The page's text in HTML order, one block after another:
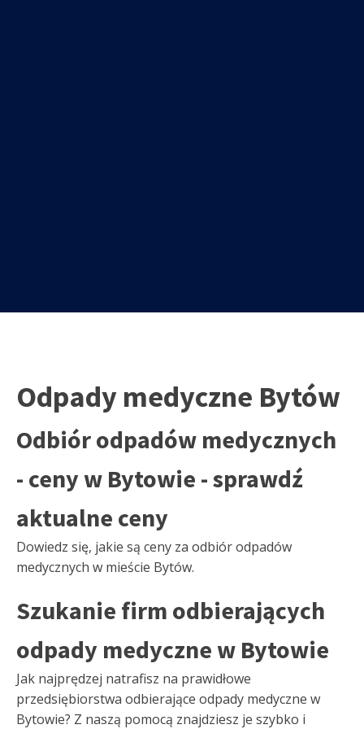
Odpady medyczne Bytów
Odbiór odpadów medycznych
- ceny w Bytowie - sprawdź
aktualne ceny
Dowiedz się, jakie są ceny za odbiór odpadów
medycznych w mieście Bytów.
Szukanie firm odbierających
odpady medyczne w Bytowie
Jak najprędzej natrafisz na prawidłowe
przedsiębiorstwa odbierające odpady medyczne w
Bytowie? Z naszą pomocą znajdziesz je szybko i